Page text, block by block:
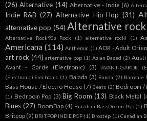
(26) Alternative (14) Alternative - Indie (6)
Indie R&B (27) Alternative Hip-Hop (31)
alternative pop (54) Alternative rock
Alternative Rock90s Rock
(1) alternative rockl (1)
Americana (114) Anthemic (1) AOR - Adult
art rock (44) arternative pop (1) Asian Based (2)
Avant - Garde (Electronic)
(3) AVANT-GARDE
(Electronic).Electronic (1) Balada (3) Banda (2) Baroque
Bass House / Electro House (7) Beats (2) Bedroom /
(1) Bedroom Pop (3) Big Room (13) Black Metal
Blues (27) BoomBap (4) Brazilian BassDream Pop (1)
Britpop (9) BRITPOP INDIE POP (1) Brostep (1) Canadian